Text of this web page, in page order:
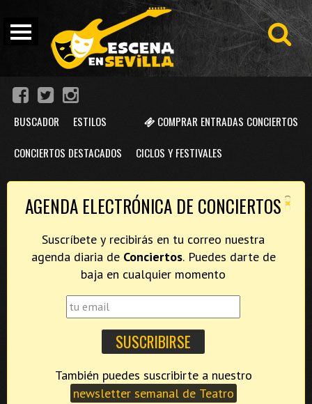
COMPRAR ENTRADAS CONCIERTOS
BUSCADOR ESTILOS
CONCIERTOS DESTACADOS CICLOS Y FESTIVALES
×
AGENDA ELECTRÓNICA DE CONCIERTOS
Suscríbete y recibirás en tu correo nuestra
agenda diaria de Conciertos. Puedes darte de
baja en cualquier momento
newsletter semanal de Teatro